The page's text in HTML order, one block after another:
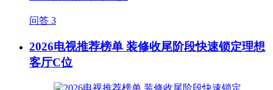
问答 3
2026电视推荐榜单 装修收尾阶段快速锁定理想
客厅C位